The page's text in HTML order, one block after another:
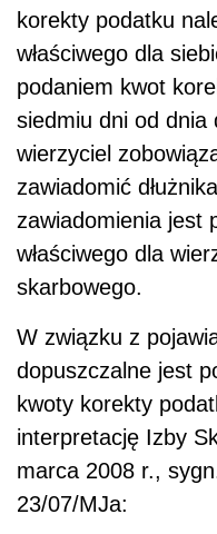
korekty podatku
właściwego dla
podaniem kwot
siedmiu dni od dnia
wierzyciel
zawiadomić
zawiadomienia jest
właściwego dla
skarbowego.
W związku z
dopuszczalne jest
kwoty korekty
interpretację Izby
marca 2008 r.,
23/07/MJa: